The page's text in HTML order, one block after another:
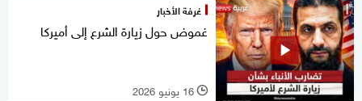
غرفة الأخبار
غموض حول زيارة الشرع إلى أميركا
l 16 يونيو 2026